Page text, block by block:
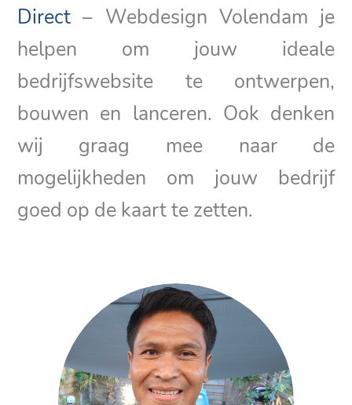
Direct– Webdesign Volendam je
helpen om jouw ideale
bedrijfswebsite te ontwerpen,
bouwen en lanceren. Ook denken
wij graag mee naar de
mogelijkheden om jouw bedrijf
goed op de kaart te zetten.